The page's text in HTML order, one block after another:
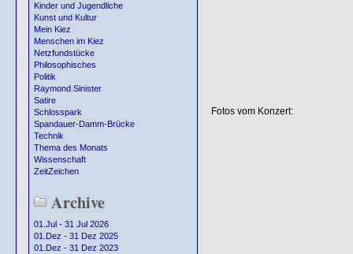
Kinder und Jugendliche
Kunst und Kultur
Mein Kiez
Menschen im Kiez
Netzfundstücke
Philosophisches
Politik
Raymond Sinister
Satire
Schlosspark
Spandauer-Damm-Brücke
Technik
Thema des Monats
Wissenschaft
ZeitZeichen
Archive
01.Jul - 31 Jul 2026
01.Dez - 31 Dez 2025
01.Dez - 31 Dez 2023
Fotos vom Konzert: